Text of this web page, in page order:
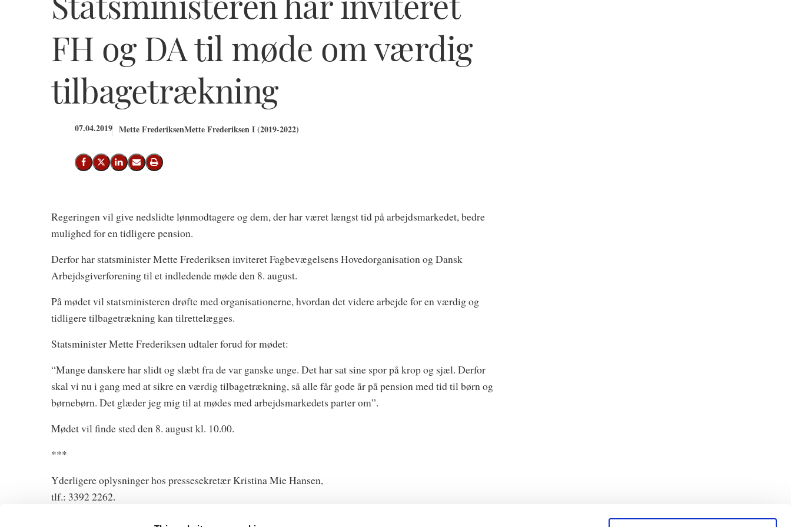
FH og DA til møde om værdig
tilbagetrækning
07.04.2019 Mette FrederiksenMette Frederiksen I (2019-2022)
Del på Facebook
Del på X (Twitter)
Del på LinkedIn
Send email
Print
Regeringen vil give nedslidte lønmodtagere og dem, der har været længst tid på arbejdsmarkedet, bedre
mulighed for en tidligere pension.
Derfor har statsminister Mette Frederiksen inviteret Fagbevægelsens Hovedorganisation og Dansk
Arbejdsgiverforening til et indledende møde den 8. august.
På mødet vil statsministeren drøfte med organisationerne, hvordan det videre arbejde for en værdig og
tidligere tilbagetrækning kan tilrettelægges.
Statsminister Mette Frederiksen udtaler forud for mødet:
“Mange danskere har slidt og slæbt fra de var ganske unge. Det har sat sine spor på krop og sjæl. Derfor
skal vi nu i gang med at sikre en værdig tilbagetrækning, så alle får gode år på pension med tid til børn og
børnebørn. Det glæder jeg mig til at mødes med arbejdsmarkedets parter om”.
Mødet vil finde sted den 8. august kl. 10.00.
***
Yderligere oplysninger hos pressesekretær Kristina Mie Hansen,
tlf.: 3392 2262.